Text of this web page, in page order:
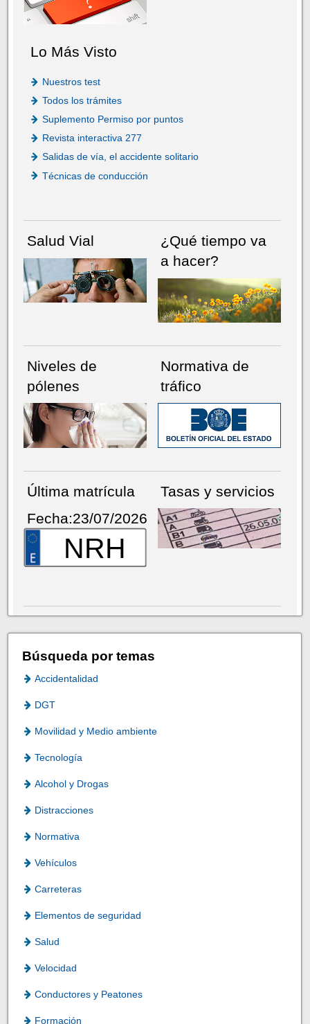
Lo Más Visto
Nuestros test
Todos los trámites
Suplemento Permiso por puntos
Revista interactiva 277
Salidas de vía, el accidente solitario
Técnicas de conducción
Salud Vial
¿Qué tiempo va
a hacer?
Niveles de
pólenes
Normativa de
tráfico
Última matrícula
Fecha:23/07/2026
NRH
Tasas y servicios
Búsqueda por temas
Accidentalidad
DGT
Movilidad y Medio ambiente
Tecnología
Alcohol y Drogas
Distracciones
Normativa
Vehículos
Carreteras
Elementos de seguridad
Salud
Velocidad
Conductores y Peatones
Formación